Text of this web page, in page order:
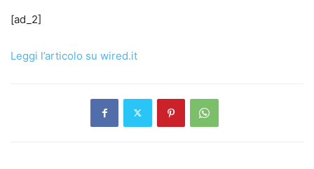
[ad_2]
Leggi l’articolo su wired.it